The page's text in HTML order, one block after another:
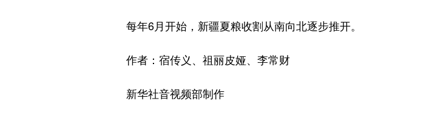
每年6月开始，新疆夏粮收割从南向北逐步推开。
作者：宿传义、祖丽皮娅、李常财
新华社音视频部制作